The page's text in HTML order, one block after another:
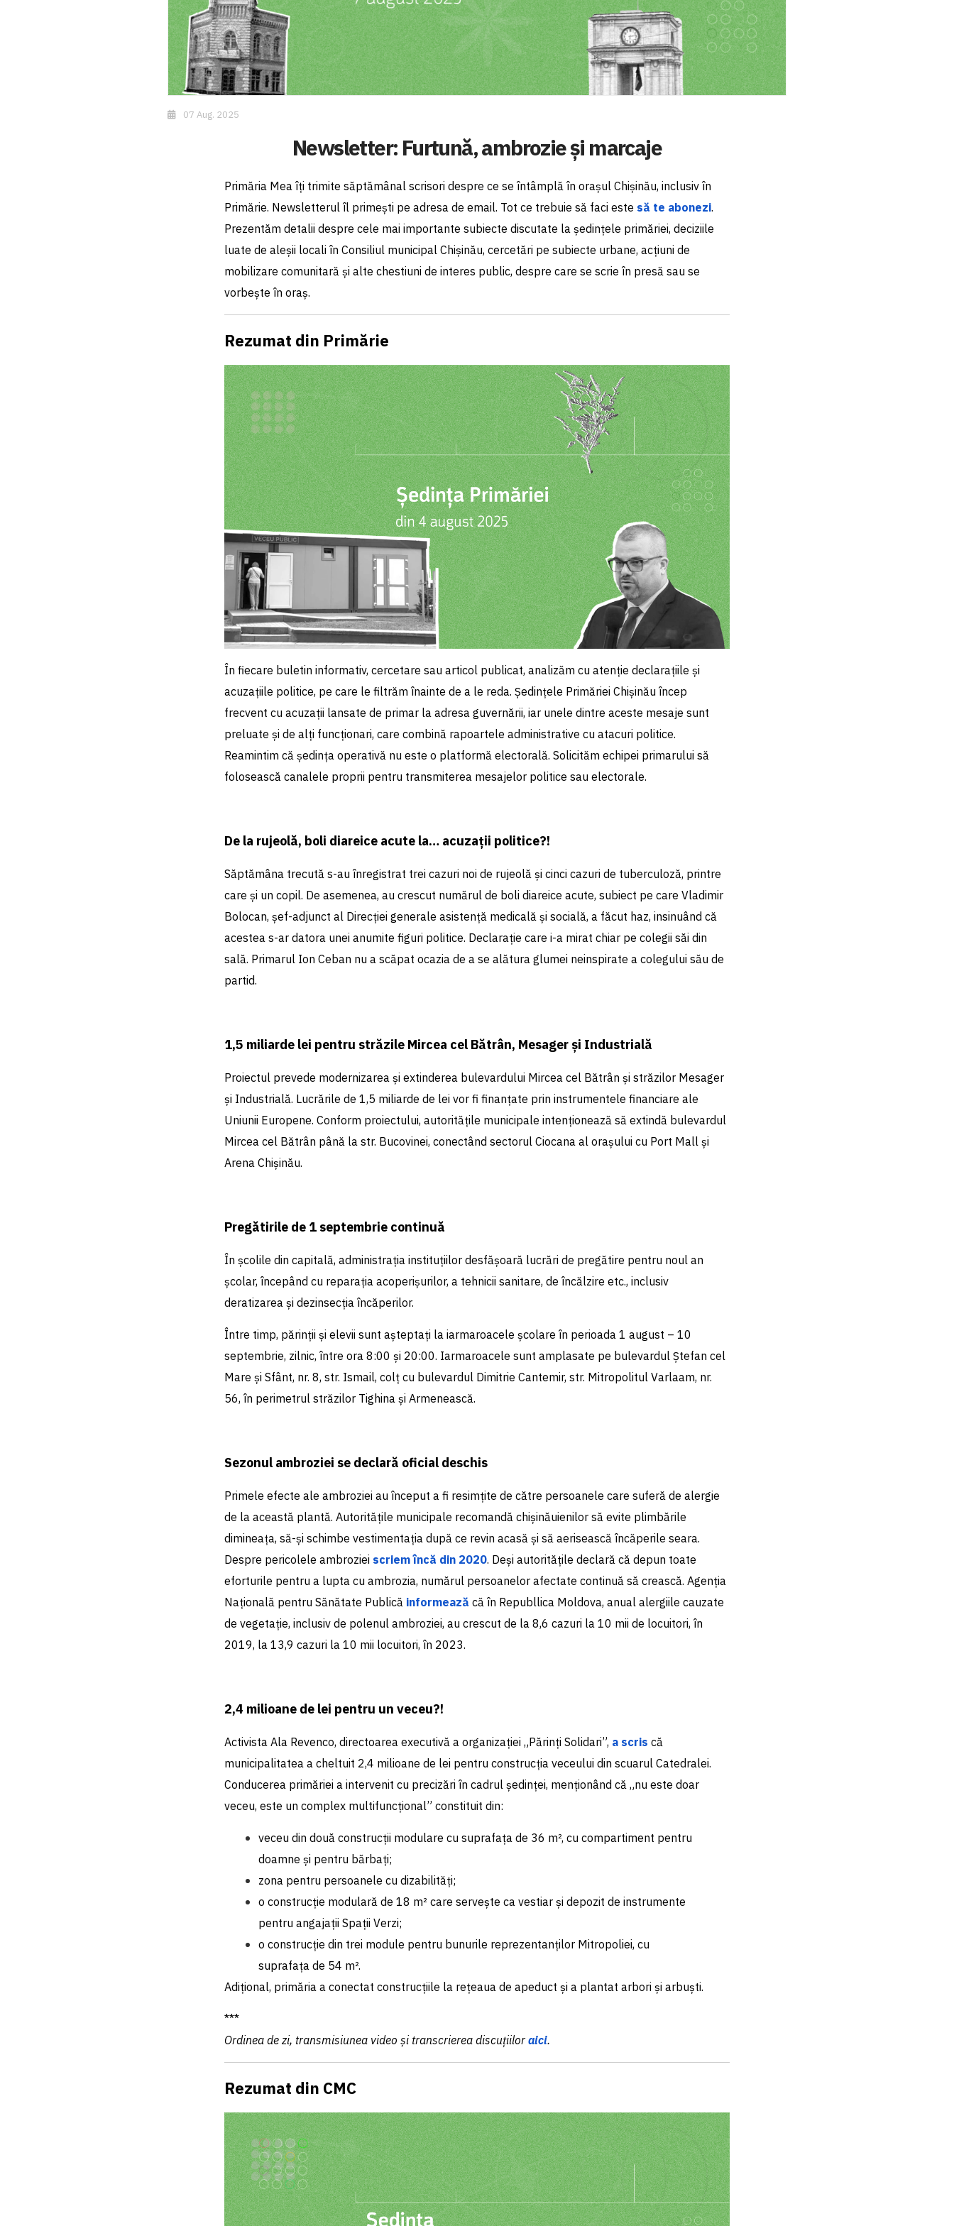
07 Aug. 2025
Newsletter: Furtună, ambrozie și marcaje
Primăria Mea îți trimite săptămânal scrisori despre ce se întâmplă în orașul Chișinău, inclusiv în
Primărie. Newsletterul îl primești pe adresa de email. Tot ce trebuie să faci este să te abonezi.
Prezentăm detalii despre cele mai importante subiecte discutate la ședințele primăriei, deciziile
luate de aleșii locali în Consiliul municipal Chișinău, cercetări pe subiecte urbane, acțiuni de
mobilizare comunitară și alte chestiuni de interes public, despre care se scrie în presă sau se
vorbește în oraș.
Rezumat din Primărie
În fiecare buletin informativ, cercetare sau articol publicat, analizăm cu atenție declarațiile și
acuzațiile politice, pe care le filtrăm înainte de a le reda. Ședințele Primăriei Chișinău încep
frecvent cu acuzații lansate de primar la adresa guvernării, iar unele dintre aceste mesaje sunt
preluate și de alți funcționari, care combină rapoartele administrative cu atacuri politice.
Reamintim că ședința operativă nu este o platformă electorală. Solicităm echipei primarului să
folosească canalele proprii pentru transmiterea mesajelor politice sau electorale.
De la rujeolă, boli diareice acute la… acuzații politice?!
Săptămâna trecută s-au înregistrat trei cazuri noi de rujeolă și cinci cazuri de tuberculoză, printre
care și un copil. De asemenea, au crescut numărul de boli diareice acute, subiect pe care Vladimir
Bolocan, șef-adjunct al Direcției generale asistență medicală și socială, a făcut haz, insinuând că
acestea s-ar datora unei anumite figuri politice. Declarație care i-a mirat chiar pe colegii săi din
sală. Primarul Ion Ceban nu a scăpat ocazia de a se alătura glumei neinspirate a colegului său de
partid.
1,5 miliarde lei pentru străzile Mircea cel Bătrân, Mesager și Industrială
Proiectul prevede modernizarea și extinderea bulevardului Mircea cel Bătrân și străzilor Mesager
și Industrială. Lucrările de 1,5 miliarde de lei vor fi finanțate prin instrumentele financiare ale
Uniunii Europene. Conform proiectului, autoritățile municipale intenționează să extindă bulevardul
Mircea cel Bătrân până la str. Bucovinei, conectând sectorul Ciocana al orașului cu Port Mall și
Arena Chișinău.
Pregătirile de 1 septembrie continuă
În școlile din capitală, administrația instituțiilor desfășoară lucrări de pregătire pentru noul an
școlar, începând cu reparația acoperișurilor, a tehnicii sanitare, de încălzire etc., inclusiv
deratizarea și dezinsecția încăperilor.
Între timp, părinții și elevii sunt așteptați la iarmaroacele școlare în perioada 1 august – 10
septembrie, zilnic, între ora 8:00 și 20:00. Iarmaroacele sunt amplasate pe bulevardul Ștefan cel
Mare și Sfânt, nr. 8, str. Ismail, colț cu bulevardul Dimitrie Cantemir, str. Mitropolitul Varlaam, nr.
56, în perimetrul străzilor Tighina și Armenească.
Sezonul ambroziei se declară oficial deschis
Primele efecte ale ambroziei au început a fi resimțite de către persoanele care suferă de alergie
de la această plantă. Autoritățile municipale recomandă chișinăuienilor să evite plimbările
dimineața, să-și schimbe vestimentația după ce revin acasă și să aerisească încăperile seara.
Despre pericolele ambroziei scriem încă din 2020. Deși autoritățile declară că depun toate
eforturile pentru a lupta cu ambrozia, numărul persoanelor afectate continuă să crească. Agenția
Națională pentru Sănătate Publică informează că în Republlica Moldova, anual alergiile cauzate
de vegetație, inclusiv de polenul ambroziei, au crescut de la 8,6 cazuri la 10 mii de locuitori, în
2019, la 13,9 cazuri la 10 mii locuitori, în 2023.
2,4 milioane de lei pentru un veceu?!
Activista Ala Revenco, directoarea executivă a organizației „Părinți Solidari”, a scris că
municipalitatea a cheltuit 2,4 milioane de lei pentru construcția veceului din scuarul Catedralei.
Conducerea primăriei a intervenit cu precizări în cadrul ședinței, menționând că „nu este doar
veceu, este un complex multifuncțional” constituit din:
veceu din două construcții modulare cu suprafața de 36 m², cu compartiment pentru
doamne și pentru bărbați;
zona pentru persoanele cu dizabilități;
o construcție modulară de 18 m² care servește ca vestiar și depozit de instrumente
pentru angajații Spații Verzi;
o construcție din trei module pentru bunurile reprezentanților Mitropoliei, cu
suprafața de 54 m².
Adițional, primăria a conectat construcțiile la rețeaua de apeduct și a plantat arbori și arbuști.
***
Ordinea de zi, transmisiunea video și transcrierea discuțiilor aici.
Rezumat din CMC